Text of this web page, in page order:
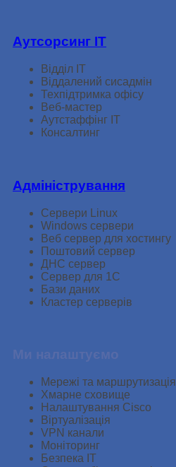
Аутсорсинг ІТ
Відділ ІТ
Віддалений сисадмін
Техпідтримка офісу
Веб-мастер
Аутстаффінг ІТ
Консалтинг
Адміністрування
Сервери Linux
Windows сервери
Веб сервер для хостингу
Поштовий сервер
ДНС сервер
Сервер для 1С
Бази даних
Кластер серверів
Ми налаштуємо
Мережі та маршрутизація
Хмарне сховище
Налаштування Cisco
Віртуалізація
VPN канали
Моніторинг
Безпека ІТ